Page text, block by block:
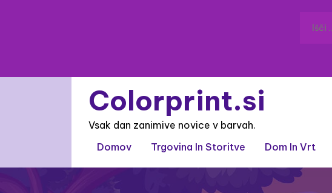
Colorprint.si
Vsak dan zanimive novice v barvah.
Domov
Trgovina In Storitve Dom In Vrt